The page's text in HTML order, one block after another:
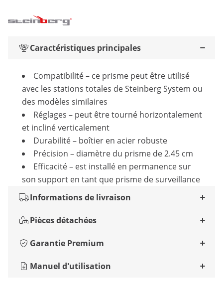
Caractéristiques principales
Compatibilité – ce prisme peut être utilisé
avec les stations totales de Steinberg System ou
des modèles similaires
Réglages – peut être tourné horizontalement
et incliné verticalement
Durabilité – boîtier en acier robuste
Précision – diamètre du prisme de 2.45 cm
Efficacité – est installé en permanence sur
son support en tant que prisme de surveillance
Informations de livraison
Pièces détachées
Garantie Premium
Manuel d'utilisation